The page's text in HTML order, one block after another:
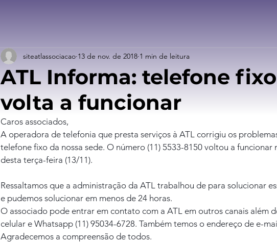
ATL Informa: telefone
volta a funcionar
siteatlassociacao 13 de nov. de 2018 1 min de leitura
Caros associados,
A operadora de telefonia que presta serviços à ATL corrigiu os
telefone fixo da nossa sede. O número (11) 5533-8150 voltou a funcionar
desta terça-feira (13/11).
Ressaltamos que a administração da ATL trabalhou de para solucionar
e pudemos solucionar em menos de 24 horas.
O associado pode entrar em contato com a ATL em outros canais além
celular e Whatsapp (11) 95034-6728. Também temos o endereço de e-
Agradecemos a compreensão de todos.